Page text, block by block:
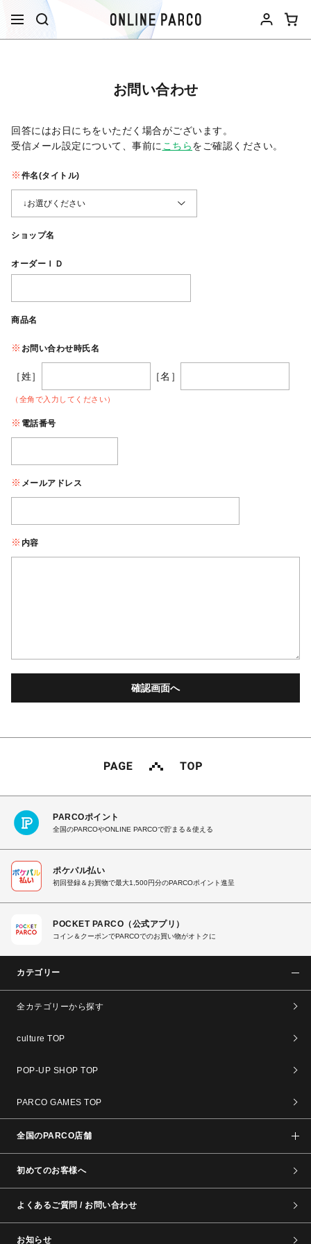
お問い合わせ
回答にはお日にちをいただく場合がございます。
受信メール設定について、事前に こちらをご確認ください。​
件名(タイトル)
ショップ名
オーダーＩＤ
商品名
お問い合わせ時氏名
［姓］ ［名］
（全角で入力してください）
電話番号
メールアドレス
内容
PARCOポイント
全国のPARCOやONLINE PARCOで貯まる＆使える
ポケパル払い
初回登録＆お買物で最大1,500円分のPARCOポイント進呈
POCKET PARCO（公式アプリ）
コイン＆クーポンでPARCOでのお買い物がオトクに
カテゴリー
全カテゴリーから探す
culture TOP
POP-UP SHOP TOP
PARCO GAMES TOP
全国のPARCO店舗
初めてのお客様へ
よくあるご質問 / お問い合わせ
お知らせ